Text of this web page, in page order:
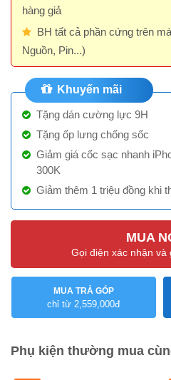
hàng giả
BH tất cả phần cứng trên
Nguồn, Pin...)
Khuyến mãi
Tặng dán cường lực 9H
Tặng ốp lưng chống sốc
Giảm giá cốc sạc nhanh
300K
Giảm thêm 1 triệu đồng khi
MUA
Gọi điện xác nhận và
MUA TRẢ GÓP
chỉ từ 2,559,000đ
Phụ kiện thường mua